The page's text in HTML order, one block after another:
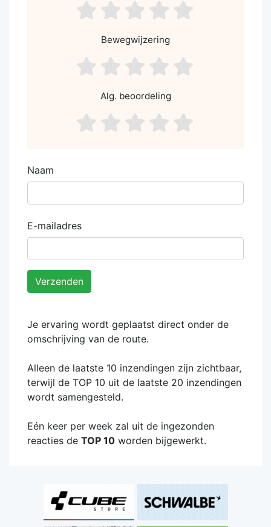
asdf4
asdf3
asdf2
asdf1
Bewegwijzering
asdf4
asdf3
asdf2
asdf1
Alg. beoordeling
asdf4
asdf3
asdf2
asdf1
Naam
E-mailadres
Verzenden
Je ervaring wordt geplaatst direct onder de
omschrijving van de route.
Alleen de laatste 10 inzendingen zijn zichtbaar,
terwijl de TOP 10 uit de laatste 20 inzendingen
wordt samengesteld.
Eén keer per week zal uit de ingezonden
reacties de TOP 10 worden bijgewerkt.